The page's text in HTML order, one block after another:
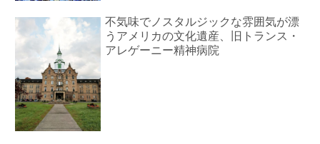
不気味でノスタルジックな雰囲気が漂
うアメリカの文化遺産、旧トランス・
アレゲーニー精神病院